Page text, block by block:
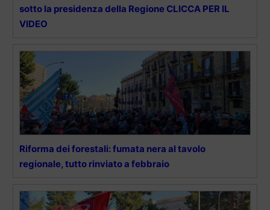
sotto la presidenza della Regione CLICCA PER IL
VIDEO
Riforma dei forestali: fumata nera al tavolo
regionale, tutto rinviato a febbraio